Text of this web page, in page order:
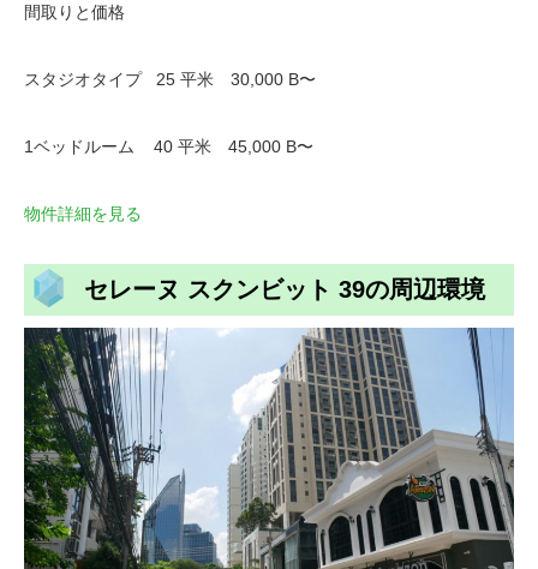
間取りと価格
スタジオタイプ 25 平米 30,000 B〜
1ベッドルーム 40 平米 45,000 B〜
物件詳細を見る
セレーヌ スクンビット 39の周辺環境